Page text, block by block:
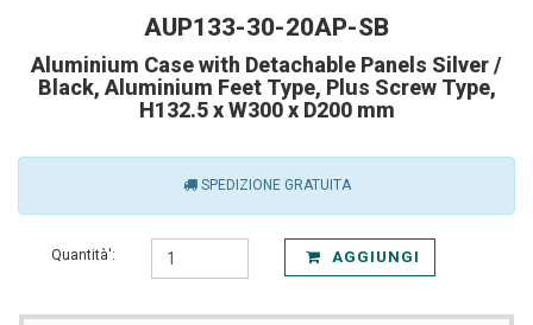
AUP133-30-20AP-SB
Aluminium Case with Detachable Panels Silver /
Black, Aluminium Feet Type, Plus Screw Type,
H132.5 x W300 x D200 mm
SPEDIZIONE GRATUITA
Quantità': AGGIUNGI